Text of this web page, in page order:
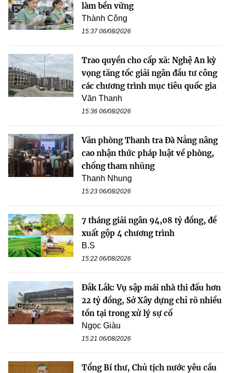
làm bền vững
Thành Công
15:37 06/08/2026
Trao quyền cho cấp xã: Nghệ An kỳ
vọng tăng tốc giải ngân đầu tư công
các chương trình mục tiêu quốc gia
Văn Thanh
15:36 06/08/2026
Văn phòng Thanh tra Đà Nẵng nâng
cao nhận thức pháp luật về phòng,
chống tham nhũng
Thanh Nhung
15:23 06/08/2026
7 tháng giải ngân 94,08 tỷ đồng, đề
xuất gộp 4 chương trình
B.S
15:22 06/08/2026
Đắk Lắk: Vụ sập mái nhà thi đấu hơn
22 tỷ đồng, Sở Xây dựng chỉ rõ nhiều
tồn tại trong xử lý sự cố
Ngọc Giàu
15:21 06/08/2026
Tổng Bí thư, Chủ tịch nước yêu cầu